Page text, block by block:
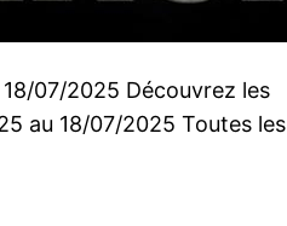
07/2025 Découvrez les
au 18/07/2025 Toutes les